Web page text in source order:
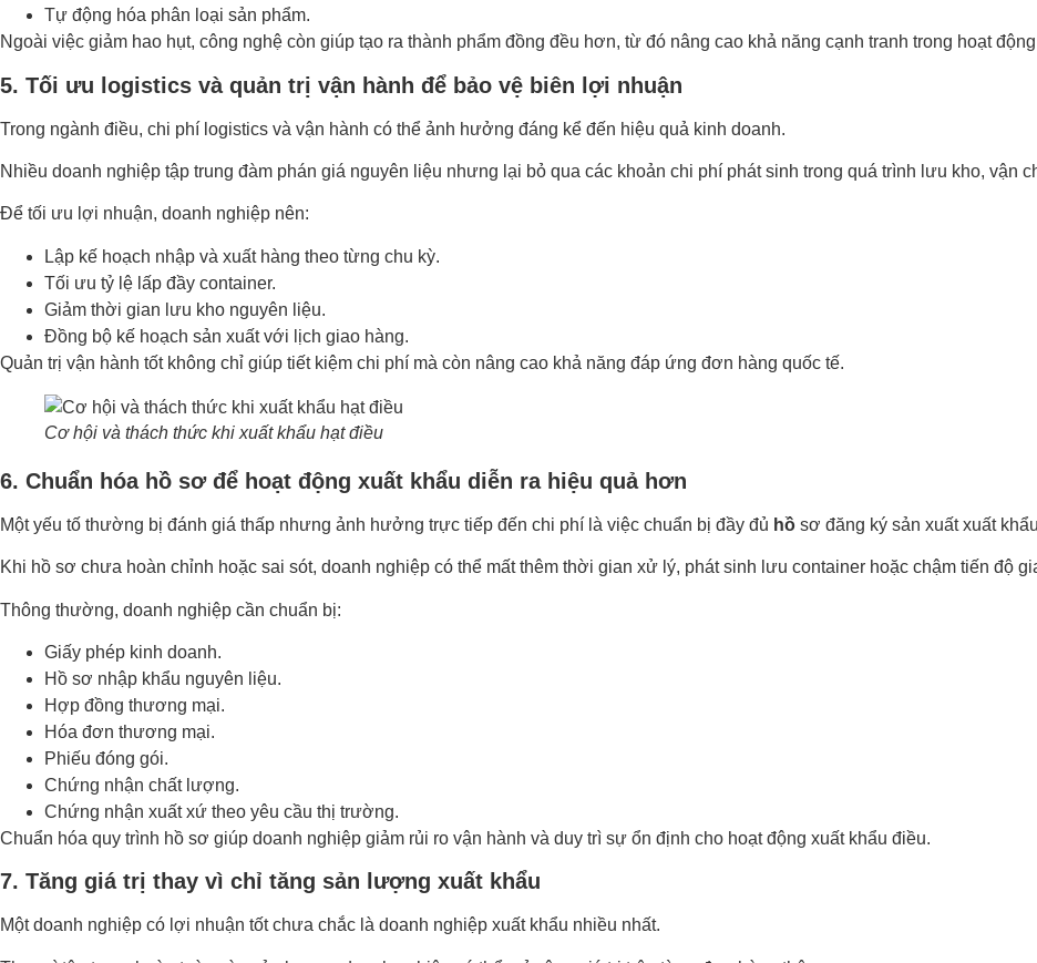
Tự động hóa phân loại sản phẩm.
Ngoài việc giảm hao hụt, công nghệ còn giúp tạo ra thành phẩm đồng đều hơn, từ đó nâng cao khả năng cạnh tranh trong hoạt động
5. Tối ưu logistics và quản trị vận hành để bảo vệ biên lợi nhuận
Trong ngành điều, chi phí logistics và vận hành có thể ảnh hưởng đáng kể đến hiệu quả kinh doanh.
Nhiều doanh nghiệp tập trung đàm phán giá nguyên liệu nhưng lại bỏ qua các khoản chi phí phát sinh trong quá trình lưu kho, vận
Để tối ưu lợi nhuận, doanh nghiệp nên:
Lập kế hoạch nhập và xuất hàng theo từng chu kỳ.
Tối ưu tỷ lệ lấp đầy container.
Giảm thời gian lưu kho nguyên liệu.
Đồng bộ kế hoạch sản xuất với lịch giao hàng.
Quản trị vận hành tốt không chỉ giúp tiết kiệm chi phí mà còn nâng cao khả năng đáp ứng đơn hàng quốc tế.
Cơ hội và thách thức khi xuất khẩu hạt điều
6. Chuẩn hóa hồ sơ để hoạt động xuất khẩu diễn ra hiệu quả hơn
Một yếu tố thường bị đánh giá thấp nhưng ảnh hưởng trực tiếp đến chi phí là việc chuẩn bị đầy đủ hồ sơ đăng ký sản xuất xuất
Khi hồ sơ chưa hoàn chỉnh hoặc sai sót, doanh nghiệp có thể mất thêm thời gian xử lý, phát sinh lưu container hoặc chậm tiến độ
Thông thường, doanh nghiệp cần chuẩn bị:
Giấy phép kinh doanh.
Hồ sơ nhập khẩu nguyên liệu.
Hợp đồng thương mại.
Hóa đơn thương mại.
Phiếu đóng gói.
Chứng nhận chất lượng.
Chứng nhận xuất xứ theo yêu cầu thị trường.
Chuẩn hóa quy trình hồ sơ giúp doanh nghiệp giảm rủi ro vận hành và duy trì sự ổn định cho hoạt động xuất khẩu điều.
7. Tăng giá trị thay vì chỉ tăng sản lượng xuất khẩu
Một doanh nghiệp có lợi nhuận tốt chưa chắc là doanh nghiệp xuất khẩu nhiều nhất.